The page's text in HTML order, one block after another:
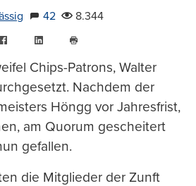
42
8.344
FacebookLinkedIn
drucken
Chips-Patrons, Walter
Nachdem der
Höngg vor Jahresfrist,
am Quorum gescheitert
gefallen.
die Mitglieder der Zunft